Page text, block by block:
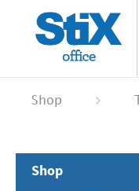
springen
springen
Shop
Shop